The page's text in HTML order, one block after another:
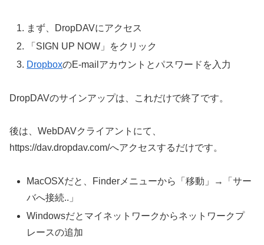
まず、DropDAVにアクセス
「SIGN UP NOW」をクリック
DropboxのE-mailアカウントとパスワードを入力
DropDAVのサインアップは、これだけで終了です。
後は、WebDAVクライアントにて、
https://dav.dropdav.com/へアクセスするだけです。
MacOSXだと、Finderメニューから「移動」→「サー
バへ接続..」
Windowsだとマイネットワークからネットワークプ
レースの追加